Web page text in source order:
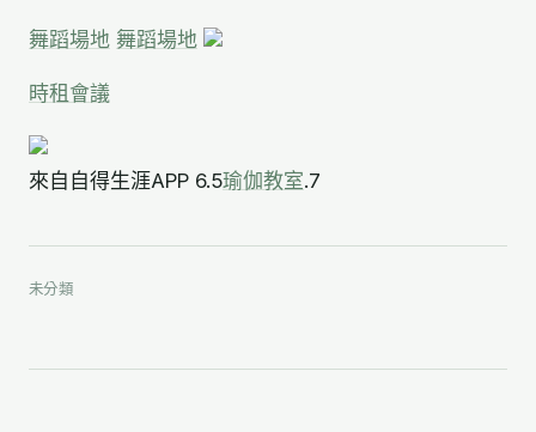
舞蹈場地 舞蹈場地
時租會議
來自自得生涯APP 6.5瑜伽教室.7
未分類